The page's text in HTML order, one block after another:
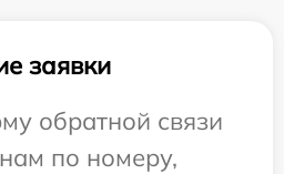
заявки
обратной связи
по номеру,